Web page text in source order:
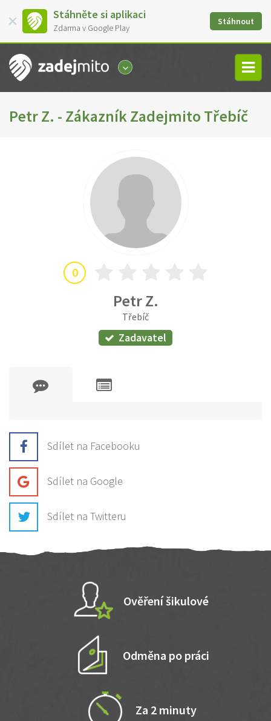
Stáhněte si aplikaci
Zdarma v Google Play
Stáhnout
Petr Z. - Zákazník Zadejmito Třebíč
0
Petr Z.
Třebíč
Zadavatel
Sdílet na Facebooku
Sdílet na Google
Sdílet na Twitteru
Ověření šikulové
Odměna po práci
Za 2 minuty